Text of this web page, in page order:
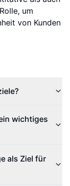
um
von Kunden
wichtiges
als Ziel für